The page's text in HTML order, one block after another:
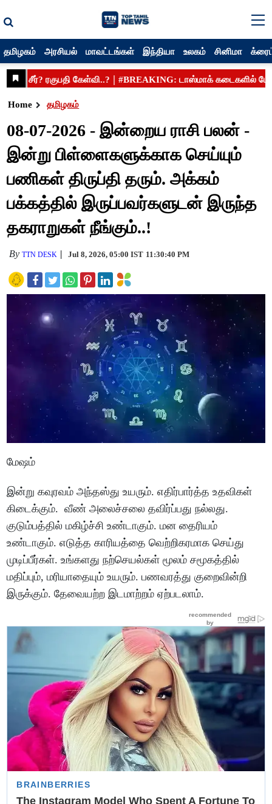
தமிழகம் அரசியல் மாவட்டங்கள் இந்தியா உலகம் சினிமா
Home தமிழகம்
08-07-2026 - இன்றைய ராசி பலன் -
இன்று பிள்ளைகளுக்காக செய்யும்
பணிகள் திருப்தி தரும். அக்கம்
பக்கத்தில் இருப்பவர்களுடன் இருந்த
தகராறுகள் நீங்கும்..!
ByTTN DESK Jul 8, 2026, 05:00 IST 11:30:40 PM
மேஷம்
இன்று கவுரவம் அந்தஸ்து உயரும்.எதிர்பார்த்த உதவிகள்
கிடைக்கும்.வீண் அலைச்சலை தவிர்ப்பது நல்லது.
குடும்பத்தில் மகிழ்ச்சி உண்டாகும்.மன தைரியம்
உண்டாகும்.எடுத்த காரியத்தை வெற்றிகரமாக செய்து
முடிப்பீர்கள்.உங்களது நற்செயல்கள் மூலம் சமூகத்தில்
மதிப்பும்,மரியாதையும் உயரும்.பணவரத்து குறைவின்றி
இருக்கும்.தேவையற்ற இடமாற்றம் ஏற்படலாம்.